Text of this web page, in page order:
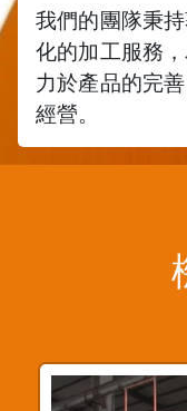
我們的團隊秉
化的加工服務
力於產品的完
經營。